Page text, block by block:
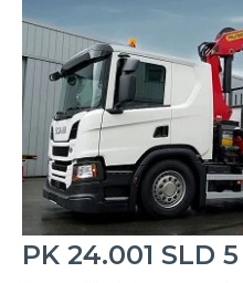
PK 24.001 SLD 5